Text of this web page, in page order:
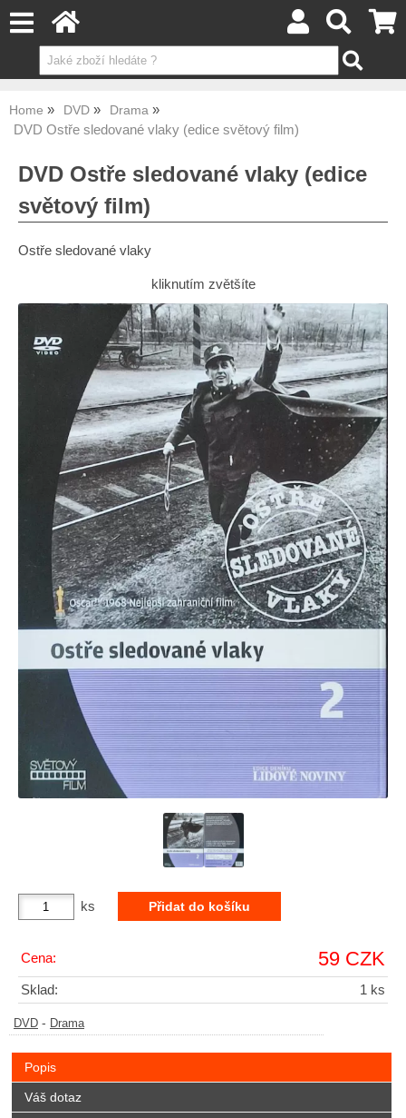
Home DVD Drama
DVD Ostře sledované vlaky (edice světový film)
DVD Ostře sledované vlaky (edice
světový film)
Ostře sledované vlaky
kliknutím zvětšíte
ks
Cena: 59 CZK
Sklad: 1 ks
DVD - Drama
Popis
Váš dotaz